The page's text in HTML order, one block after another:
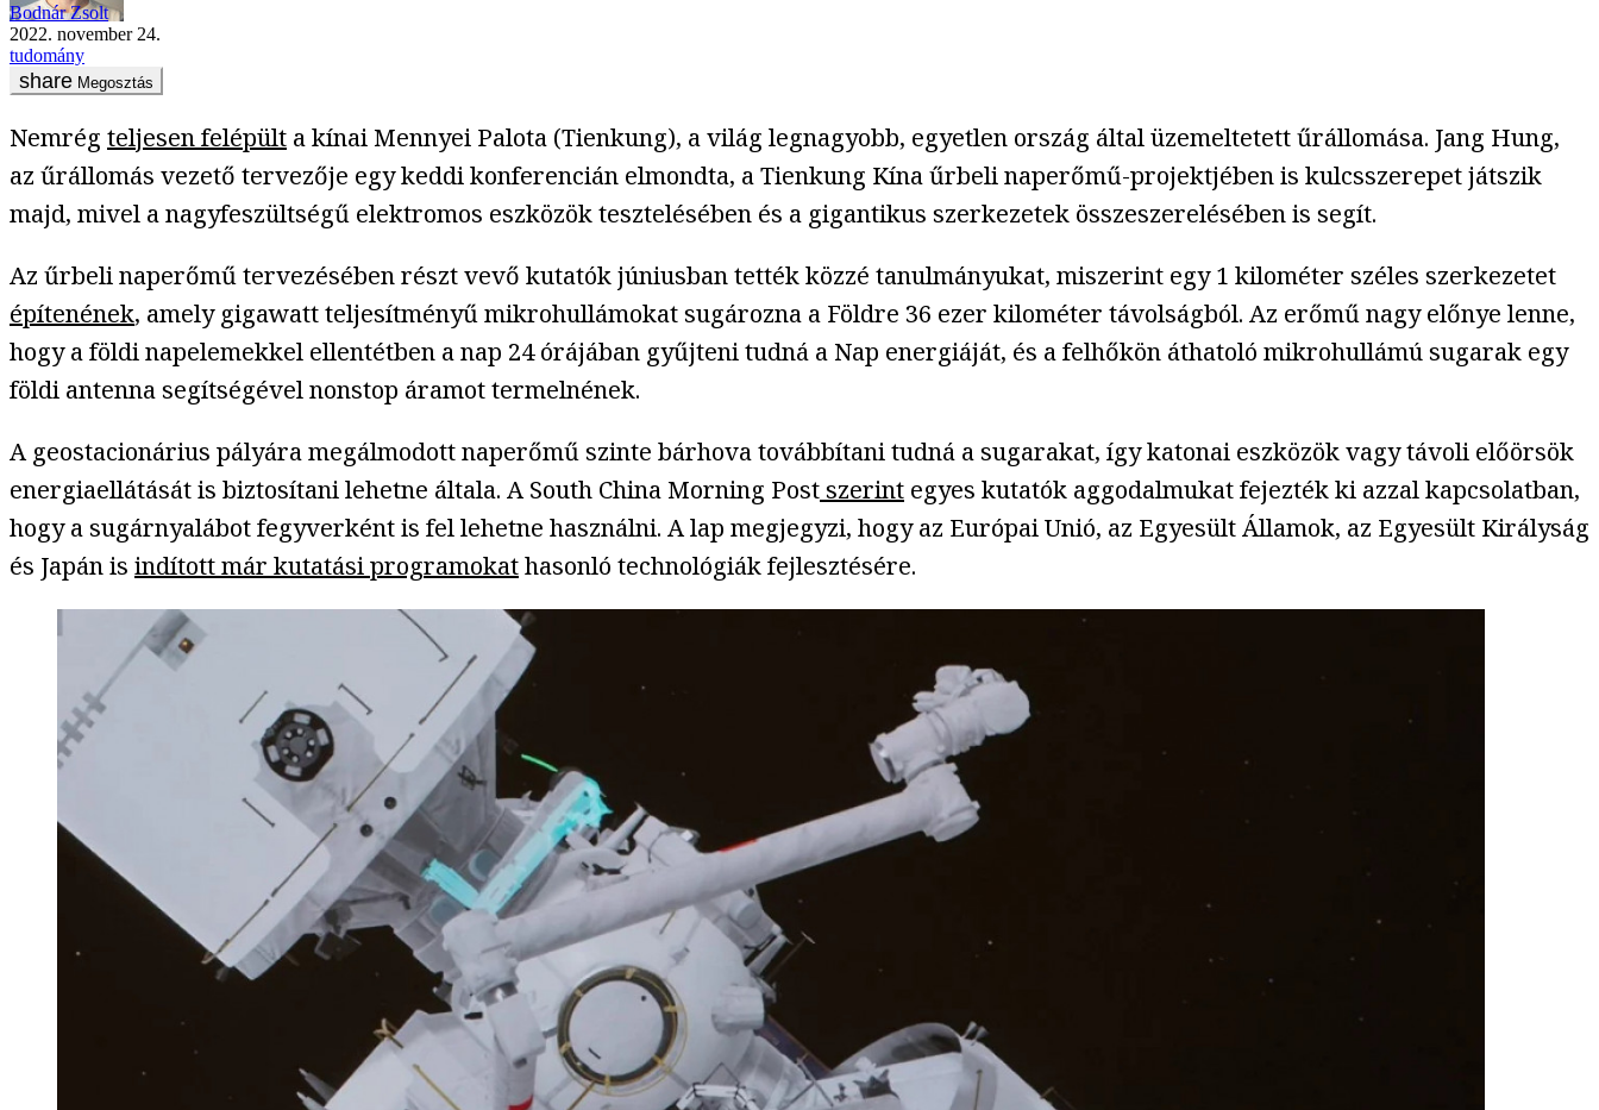
Bodnár Zsolt
2022. november 24.
tudomány
Megosztás
Nemrég teljesen felépült a kínai Mennyei Palota (Tienkung), a világ legnagyobb, egyetlen ország által üzemeltetett űrállomása. Jang Hung,
az űrállomás vezető tervezője egy keddi konferencián elmondta, a Tienkung Kína űrbeli naperőmű-projektjében is kulcsszerepet játszik
majd, mivel a nagyfeszültségű elektromos eszközök tesztelésében és a gigantikus szerkezetek összeszerelésében is segít.
Az űrbeli naperőmű tervezésében részt vevő kutatók júniusban tették közzé tanulmányukat, miszerint egy 1 kilométer széles szerkezetet
építenének, amely gigawatt teljesítményű mikrohullámokat sugározna a Földre 36 ezer kilométer távolságból. Az erőmű nagy előnye lenne,
hogy a földi napelemekkel ellentétben a nap 24 órájában gyűjteni tudná a Nap energiáját, és a felhőkön áthatoló mikrohullámú sugarak egy
földi antenna segítségével nonstop áramot termelnének.
A geostacionárius pályára megálmodott naperőmű szinte bárhova továbbítani tudná a sugarakat, így katonai eszközök vagy távoli előörsök
energiaellátását is biztosítani lehetne általa. A South China Morning Postszerint egyes kutatók aggodalmukat fejezték ki azzal kapcsolatban,
hogy a sugárnyalábot fegyverként is fel lehetne használni. A lap megjegyzi, hogy az Európai Unió, az Egyesült Államok, az Egyesült Királyság
és Japán is indított már kutatási programokathasonló technológiák fejlesztésére.